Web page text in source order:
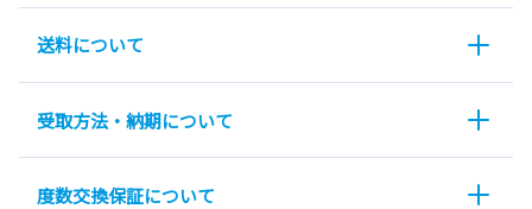
送料について
受取方法・納期について
度数交換保証について